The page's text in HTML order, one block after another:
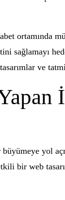
sağlamayı
ve
büyümeye yol
bir web